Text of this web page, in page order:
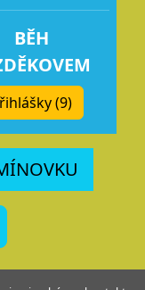
BĚH
(9)